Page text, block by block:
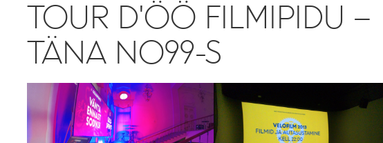
TOUR D'ÖÖ FILMIPIDU –
TÄNA NO99-S